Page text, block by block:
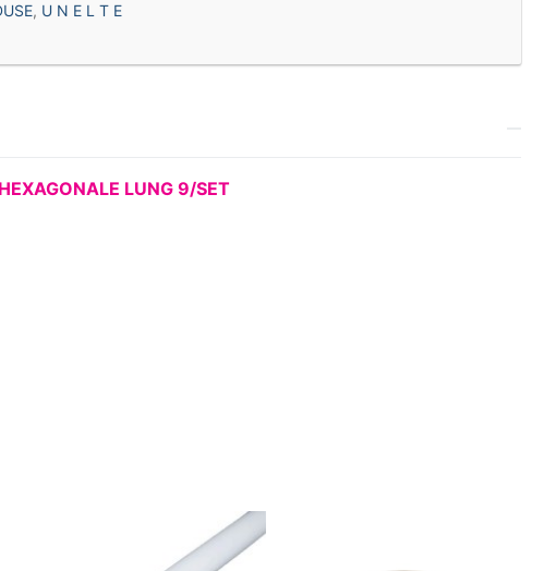
, U N E L T E
HEXAGONALE LUNG 9/SET